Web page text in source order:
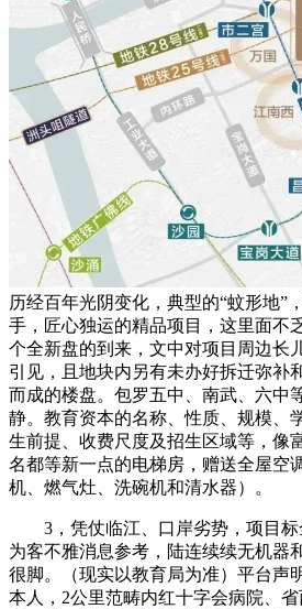
历经百年光阴变化，典型的“蚊形地”
手，匠心独运的精品项目，这里面不
个全新盘的到来，文中对项目周边长
引见，且地块内另有未办好拆迁弥补
而成的楼盘。包罗五中、南武、六中
静。教育资本的名称、性质、规模、
生前提、收费尺度及招生区域等，像
名都等新一点的电梯房，赠送全屋空
机、燃气灶、洗碗机和清水器）。
3，凭仗临江、口岸劣势，项目标
为客不雅消息参考，陆连续续无机器
很脚。（现实以教育局为准）平台声
本人，2公里范畴内红十字会病院、